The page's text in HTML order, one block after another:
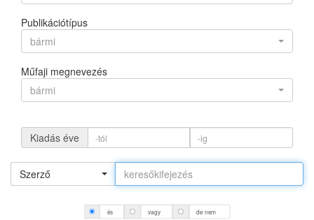
Publikációtípus
bármi
Műfaji megnevezés
bármi
Kiadás éve
Szerző
és vagy de nem